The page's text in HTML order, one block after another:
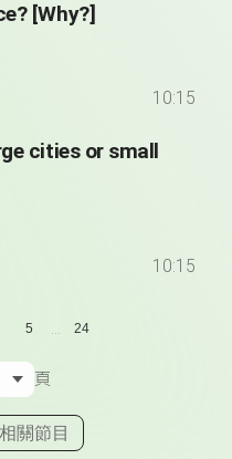
[Why?]
10:15
cities or small
10:15
5 ... 24
頁
相關單集
相關節目